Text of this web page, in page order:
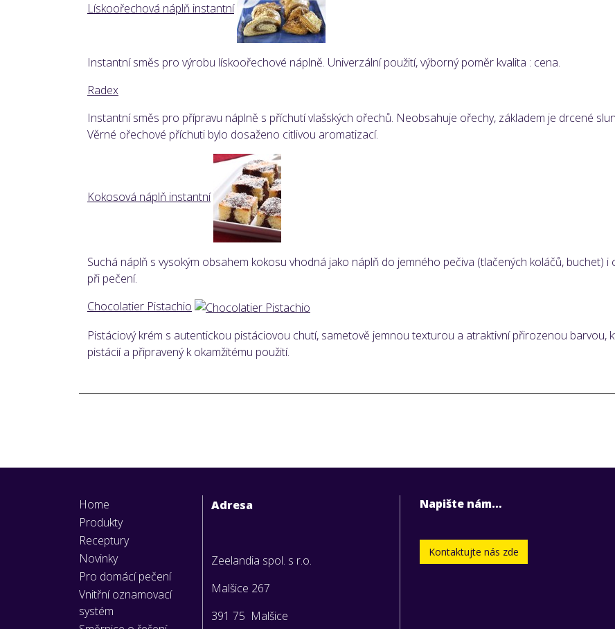
Lískoořechová náplň instantní
Instantní směs pro výrobu lískoořechové náplně. Univerzální použití, výborný poměr kvalita : cena.
Radex
Instantní směs pro přípravu náplně s příchutí vlašských ořechů. Neobsahuje ořechy, základem je drcené
Věrné ořechové příchuti bylo dosaženo citlivou aromatizací.
Kokosová náplň instantní
Suchá náplň s vysokým obsahem kokosu vhodná jako náplň do jemného pečiva (tlačených koláčů, buchet)
při pečení.
Chocolatier Pistachio
Pistáciový krém s autentickou pistáciovou chutí, sametově jemnou texturou a atraktivní přirozenou barvou,
pistácií a připravený k okamžitému použití.
Home
Produkty
Receptury
Novinky
Pro domácí pečení
Vnitřní oznamovací
systém
Adresa
Zeelandia spol. s r.o.
Malšice 267
391 75 Malšice
Napište nám…
Kontaktujte nás zde